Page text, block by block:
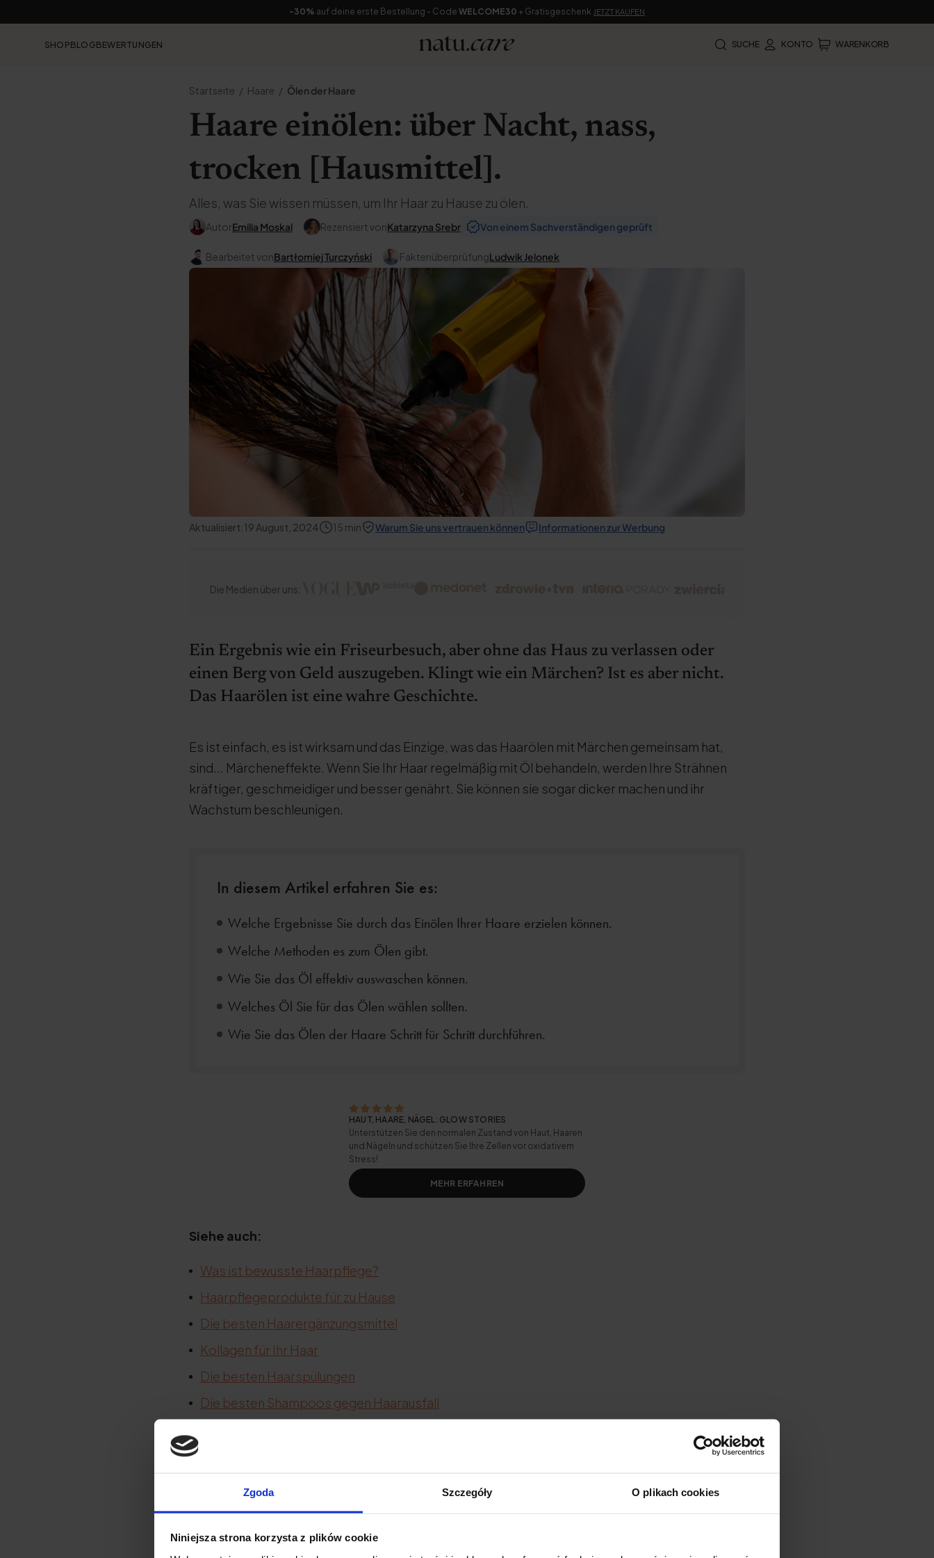
Zgoda Szczegóły O plikach cookies
Niniejsza strona korzysta z plików cookie
-30% auf deine erste Bestellung - Code WELCOME30 + Gratisgeschenk JETZT KAUFEN
SHOPBLOGBEWERTUNGEN SUCHE KONTO WARENKORB
Startseite Haare Ölen der Haare
Haare einölen: über Nacht, nass,
trocken [Hausmittel].
Alles, was Sie wissen müssen, um Ihr Haar zu Hause zu ölen.
AutorEmilia Moskal Rezensiert vonKatarzyna Srebr Von einem Sachverständigen geprüft
Bearbeitet vonBartłomiej Turczyński FaktenüberprüfungLudwik Jelonek
Aktualisiert:19 August, 2024 15 min Warum Sie uns vertrauen können Informationen zur Werbung
Die Medien über uns:
Ein Ergebnis wie ein Friseurbesuch, aber ohne das Haus zu verlassen oder
einen Berg von Geld auszugeben. Klingt wie ein Märchen? Ist es aber nicht.
Das Haarölen ist eine wahre Geschichte.
Es ist einfach, es ist wirksam und das Einzige, was das Haarölen mit Märchen gemeinsam hat,
sind... Märcheneffekte. Wenn Sie Ihr Haar regelmäßig mit Öl behandeln, werden Ihre Strähnen
kräftiger, geschmeidiger und besser genährt. Sie können sie sogar dicker machen und ihr
Wachstum beschleunigen.
In diesem Artikel erfahren Sie es:
Welche Ergebnisse Sie durch das Einölen Ihrer Haare erzielen können.
Welche Methoden es zum Ölen gibt.
Wie Sie das Öl effektiv auswaschen können.
Welches Öl Sie für das Ölen wählen sollten.
Wie Sie das Ölen der Haare Schritt für Schritt durchführen.
HAUT, HAARE, NÄGEL: GLOW STORIES
Unterstützen Sie den normalen Zustand von Haut, Haaren
und Nägeln und schützen Sie Ihre Zellen vor oxidativem
Stress!
MEHR ERFAHREN
Siehe auch:
Was ist bewusste Haarpflege?
Haarpflegeprodukte für zu Hause
Die besten Haarergänzungsmittel
Kollagen für Ihr Haar
Die besten Haarspülungen
Die besten Shampoos gegen Haarausfall
Wenn Sie Ihr Haar ölen, bildet sich ein mikroskopisch kleiner Schutzfilm auf den Haarsträhnen,
der auch Lücken in der Textur ausfüllen oder Spliss versiegeln kann. Das